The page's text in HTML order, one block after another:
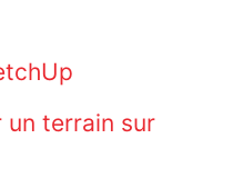
un terrain sur